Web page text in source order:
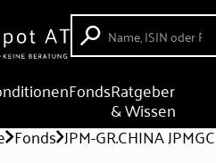
FondsRatgeber
& Wissen
Fonds JPM-GR.CHINA